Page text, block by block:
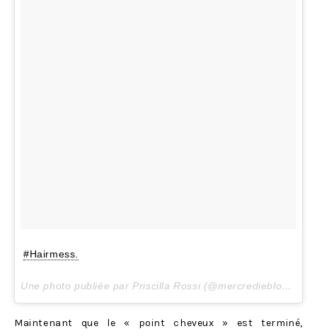
#Hairmess.
Une photo publiée par Priscilla Rossi (@mercredieblog) le
Maintenant que le « point cheveux » est terminé,